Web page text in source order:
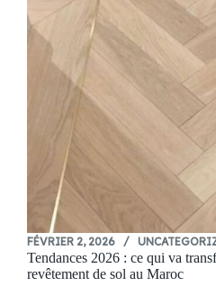
FÉVRIER 2, 2026
Tendances 2026 : ce qui va
revêtement de sol au Maroc